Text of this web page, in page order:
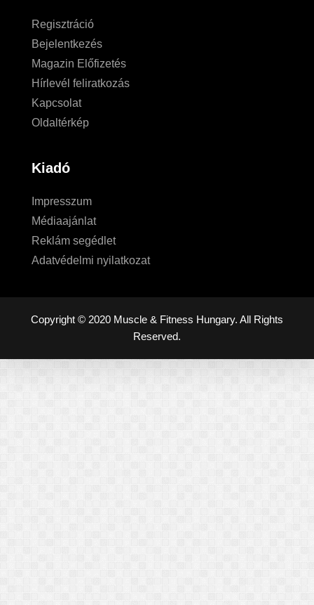
Regisztráció
Bejelentkezés
Magazin Előfizetés
Hírlevél feliratkozás
Kapcsolat
Oldaltérkép
Kiadó
Impresszum
Médiaajánlat
Reklám segédlet
Adatvédelmi nyilatkozat
Copyright © 2020 Muscle & Fitness Hungary. All Rights
Reserved.